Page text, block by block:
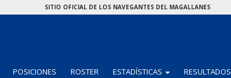
SITIO OFICIAL DE LOS NAVEGANTES DEL MAGALLANES
POSICIONES ROSTER ESTADÍSTICAS (CURRENT)
RESULTADOS